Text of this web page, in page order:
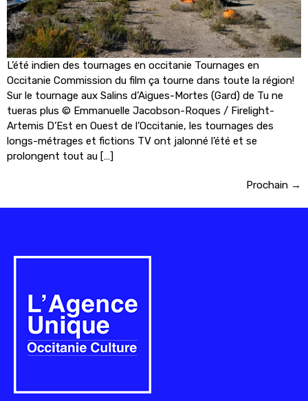
L’été indien des tournages en occitanie Tournages en
Occitanie Commission du film ça tourne dans toute la région!
Sur le tournage aux Salins d’Aigues-Mortes (Gard) de Tu ne
tueras plus © Emmanuelle Jacobson-Roques / Firelight-
Artemis D’Est en Ouest de l’Occitanie, les tournages des
longs-métrages et fictions TV ont jalonné l’été et se
prolongent tout au […]
Prochain →